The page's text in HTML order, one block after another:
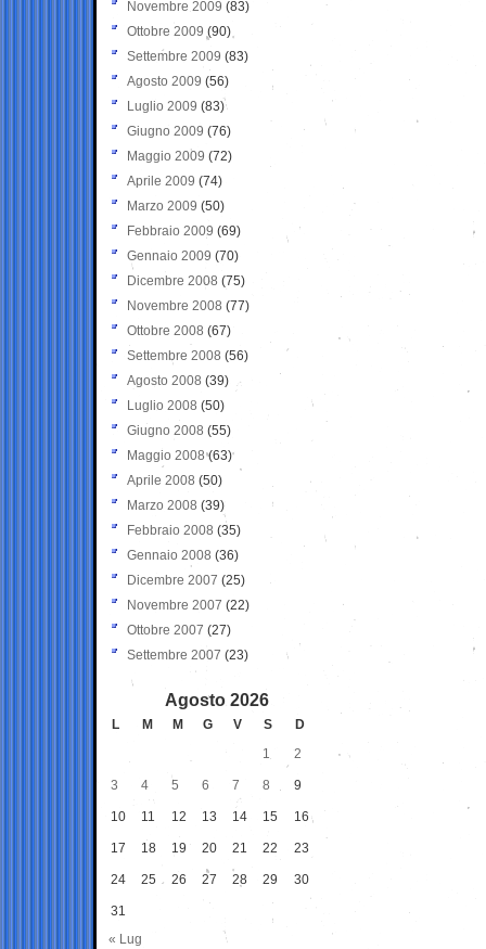
Novembre 2009 (83)
Ottobre 2009 (90)
Settembre 2009 (83)
Agosto 2009 (56)
Luglio 2009 (83)
Giugno 2009 (76)
Maggio 2009 (72)
Aprile 2009 (74)
Marzo 2009 (50)
Febbraio 2009 (69)
Gennaio 2009 (70)
Dicembre 2008 (75)
Novembre 2008 (77)
Ottobre 2008 (67)
Settembre 2008 (56)
Agosto 2008 (39)
Luglio 2008 (50)
Giugno 2008 (55)
Maggio 2008(63)
Aprile 2008 (50)
Marzo 2008 (39)
Febbraio 2008 (35)
Gennaio 2008 (36)
Dicembre 2007 (25)
Novembre 2007 (22)
Ottobre 2007 (27)
Settembre 2007 (23)
Agosto 2026
L M M G V S
D
1
2
3 4 5 6 7 8 9
10 11 12 13 14 15 16
17 18 19 20 21 22 23
24 25 26 27 28 29 30
31
« Lug